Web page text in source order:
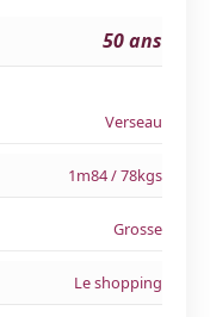
50 ans
Verseau
1m84 / 78kgs
Grosse
Le shopping